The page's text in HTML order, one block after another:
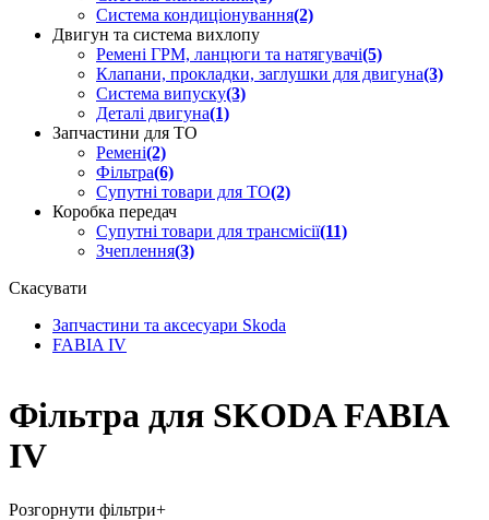
Система кондиціонування(2)
Двигун та система вихлопу
Ремені ГРМ, ланцюги та натягувачі(5)
Клапани, прокладки, заглушки для двигуна(3)
Система випуску(3)
Деталі двигуна(1)
Запчастини для ТО
Ремені(2)
Фільтра(6)
Супутні товари для ТО(2)
Коробка передач
Супутні товари для трансмісії(11)
Зчеплення(3)
Скасувати
Запчастини та аксесуари Skoda
FABIA IV
Фільтра для SKODA FABIA
IV
Розгорнути фільтри+